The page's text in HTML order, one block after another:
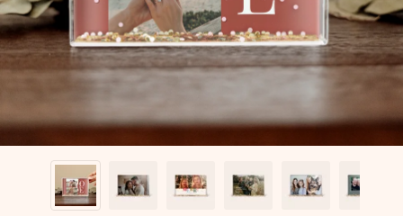
namn, ditt foto eller ett meddelande som verkligen berör
hennes hjärta. Inget krångel, bara med all kärlek för stunden.